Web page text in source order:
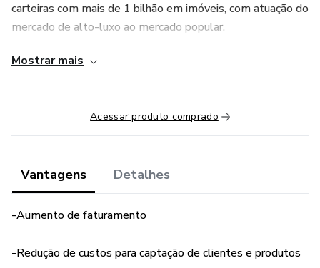
carteiras com mais de 1 bilhão em imóveis, com atuação do
mercado de alto-luxo ao mercado popular.
Fui diretor Comercial na Coelho da Fonseca (SP), atuei
Office e consultor de crédito imobiliário e repasse no
Banco Itaú. Hoje, atuo como head de Crescimento na
Alpop. Sou palestrante, leitor curioso e criador do método
Mostrar mais
Acessar produto comprado
Vantagens Detalhes
-Aumento de faturamento
-Redução de custos para captação de clientes e produtos